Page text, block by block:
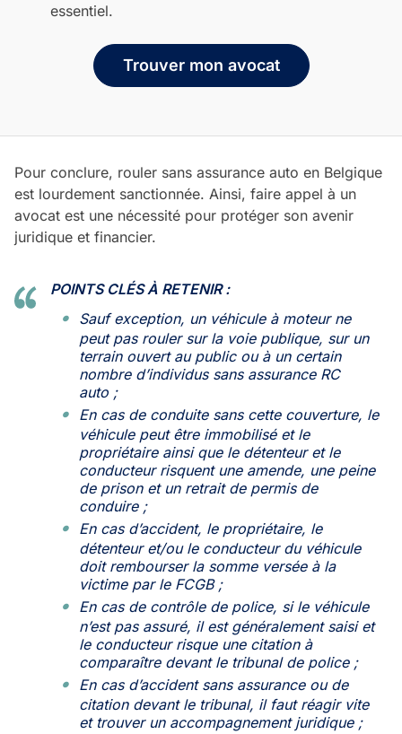
essentiel.
Trouver mon avocat
Pour conclure, rouler sans assurance auto en Belgique
est lourdement sanctionnée. Ainsi, faire appel à un
avocat est une nécessité pour protéger son avenir
juridique et financier.
POINTS CLÉS À RETENIR :
Sauf exception, un véhicule à moteur ne
peut pas rouler sur la voie publique, sur un
terrain ouvert au public ou à un certain
nombre d’individus sans assurance RC
auto ;
En cas de conduite sans cette couverture, le
véhicule peut être immobilisé et le
propriétaire ainsi que le détenteur et le
conducteur risquent une amende, une peine
de prison et un retrait de permis de
conduire ;
En cas d’accident, le propriétaire, le
détenteur et/ou le conducteur du véhicule
doit rembourser la somme versée à la
victime par le FCGB ;
En cas de contrôle de police, si le véhicule
n’est pas assuré, il est généralement saisi et
le conducteur risque une citation à
comparaître devant le tribunal de police ;
En cas d’accident sans assurance ou de
citation devant le tribunal, il faut réagir vite
et trouver un accompagnement juridique ;